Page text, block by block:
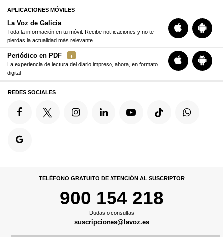
APLICACIONES MÓVILES
La Voz de Galicia
Toda la información en tu móvil. Recibe notificaciones y no te
pierdas la actualidad más relevante
Periódico en PDF
La experiencia de lectura del diario impreso, ahora, en formato
digital
REDES SOCIALES
TELÉFONO GRATUITO DE ATENCIÓN AL SUSCRIPTOR
900 154 218
Dudas o consultas
suscripciones@lavoz.es